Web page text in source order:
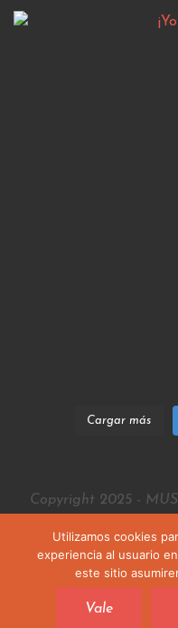
Cargar más
Copyright 2025 -
Utilizamos cookies
experiencia al usuario
este sitio
Vale